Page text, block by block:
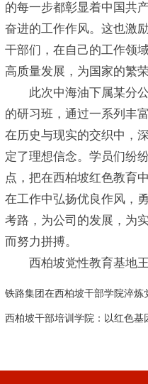
的每一步都彰显着中国共
奋进的工作作风。这也激
干部们，在自己的工作领
高质量发展，为国家的繁
此次中海油下属某分
的研习班，通过一系列丰
在历史与现实的交织中，
定了理想信念。学员们纷
点，把在西柏坡红色教育
在工作中弘扬优良作风，
考路，为公司的发展，为
而努力拼搏。
西柏坡党性教育基地
铁路集团在西柏坡干部学院淬
西柏坡干部培训学院：以红色基